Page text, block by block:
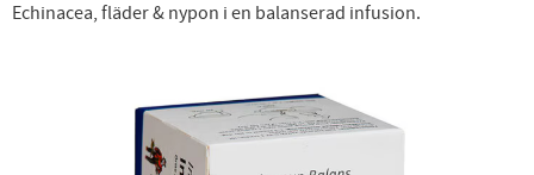
Echinacea, fläder & nypon i en balanserad infusion.